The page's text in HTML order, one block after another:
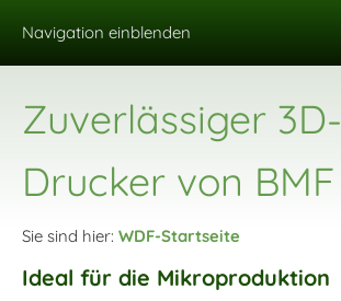
Navigation einblenden
Zuverlässiger 3D-
Drucker von BMF
Sie sind hier: WDF-Startseite
Ideal für die Mikroproduktion